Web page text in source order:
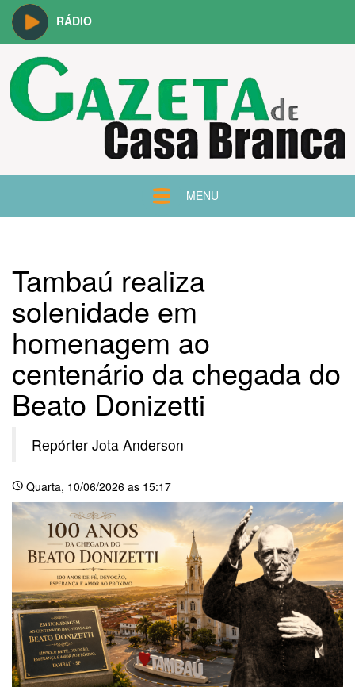
RÁDIO
MENU
Tambaú realiza
solenidade em
homenagem ao
centenário da chegada do
Beato Donizetti
Repórter Jota Anderson
schedule Quarta, 10/06/2026 as 15:17